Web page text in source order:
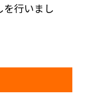
を行いまし